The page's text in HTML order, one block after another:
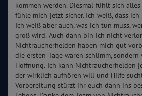
kommen werden. Diesmal fühlt sich alles
fühle mich jetzt sicher. Ich weiß, dass
Ich weiß aber auch, was ich tun muss,
groß wird. Auch dann bin ich nicht
Nichtraucherhelden haben mich gut
die ersten Tage waren schlimm,
Hoffnung. Ich kann Nichtraucherhelden
der wirklich aufhören will und Hilfe
Vorbereitung stürzt ihr euch dann ins